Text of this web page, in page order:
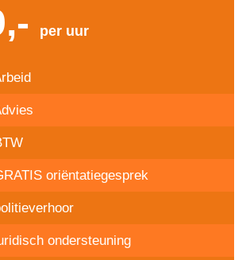
per uur
oriëntatiegesprek
ondersteuning